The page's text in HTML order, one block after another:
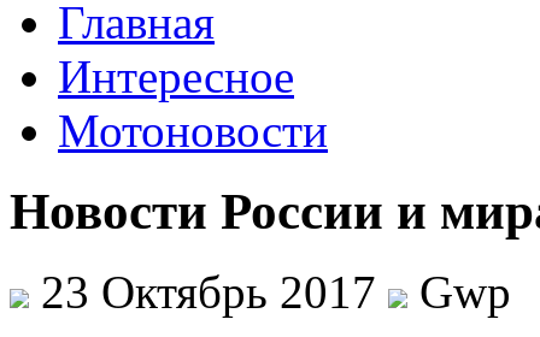
Главная
Интересное
Мотоновости
Новости России и
23 Октябрь 2017
Gwp